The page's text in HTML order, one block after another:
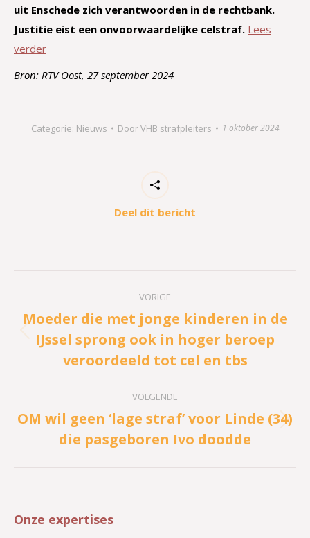
uit Enschede zich verantwoorden in de rechtbank.
Justitie eist een onvoorwaardelijke celstraf. Lees
verder
Bron: RTV Oost, 27 september 2024
Categorie: Nieuws DoorVHB strafpleiters 1 oktober 2024
Deel dit bericht
VORIGE
Vorig
bericht
Moeder die met jonge kinderen in de
IJssel sprong ook in hoger beroep
veroordeeld tot cel en tbs
VOLGENDE
Volgend
bericht
OM wil geen ‘lage straf’ voor Linde (34)
die pasgeboren Ivo doodde
Onze expertises